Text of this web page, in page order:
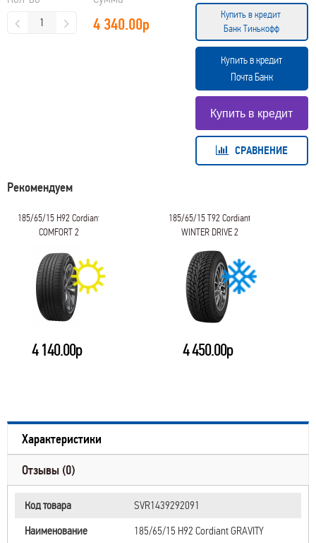
4 340.00р
Купить в кредит
Банк Тинькофф
Купить в кредит
Почта Банк
СРАВНЕНИЕ
Рекомендуем
185/65/15 H92 Cordiant
COMFORT 2
4 140.00р
185/65/15 T92 Cordiant
WINTER DRIVE 2
4 450.00р
Характеристики
Отзывы (0)
Код товара
SVR1439292091
Наименование
185/65/15 H92 Cordiant GRAVITY